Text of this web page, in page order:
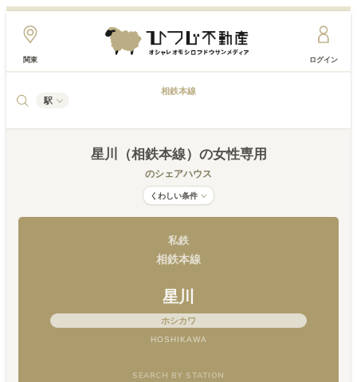
関東 ログイン
駅
相鉄本線
星川（相鉄本線） の女性専用
のシェアハウス
くわしい条件
私鉄
相鉄本線
星川
ホシカワ
HOSHIKAWA
SEARCH BY STATION